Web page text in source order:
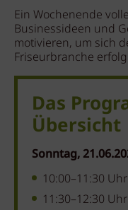
Ein Wochenende
Businessideen und
motivieren, um sich
Friseurbranche
Das
Übersicht
Sonntag,
10:00–11:30
11:30–12:30